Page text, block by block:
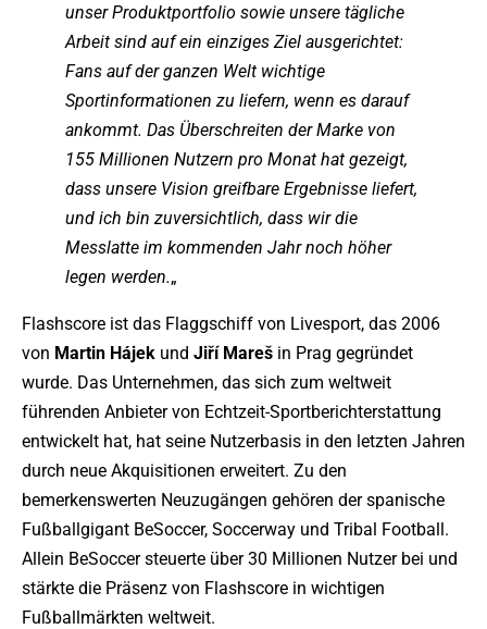
unser Produktportfolio sowie unsere tägliche
Arbeit sind auf ein einziges Ziel ausgerichtet:
Fans auf der ganzen Welt wichtige
Sportinformationen zu liefern, wenn es darauf
ankommt. Das Überschreiten der Marke von
155 Millionen Nutzern pro Monat hat gezeigt,
dass unsere Vision greifbare Ergebnisse liefert,
und ich bin zuversichtlich, dass wir die
Messlatte im kommenden Jahr noch höher
legen werden.„
Flashscore ist das Flaggschiff von Livesport, das 2006
von Martin Hájek und Jiří Mareš in Prag gegründet
wurde. Das Unternehmen, das sich zum weltweit
führenden Anbieter von Echtzeit-Sportberichterstattung
entwickelt hat, hat seine Nutzerbasis in den letzten Jahren
durch neue Akquisitionen erweitert. Zu den
bemerkenswerten Neuzugängen gehören der spanische
Fußballgigant BeSoccer, Soccerway und Tribal Football.
Allein BeSoccer steuerte über 30 Millionen Nutzer bei und
stärkte die Präsenz von Flashscore in wichtigen
Fußballmärkten weltweit.